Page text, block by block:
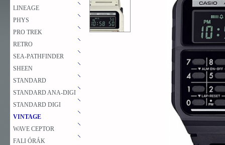
LINEAGE
PHYS
PRO TREK
RETRO
SEA-PATHFINDER
SHEEN
STANDARD
STANDARD ANA-DIGI
STANDARD DIGI
VINTAGE
WAVE CEPTOR
FALI ÓRÁK